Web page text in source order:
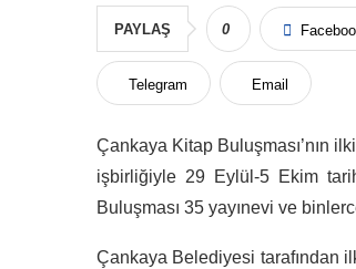
PAYLAŞ 0
Telegram Email
Çankaya Kitap Buluşması’nın
işbirliğiyle 29 Eylül-5 Ekim
Buluşması 35 yayınevi ve
Çankaya Belediyesi tarafından